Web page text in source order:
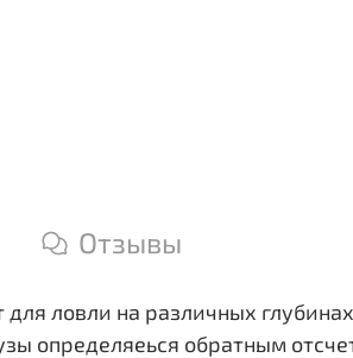
Отзывы
ловли на различных
определяеься обратным